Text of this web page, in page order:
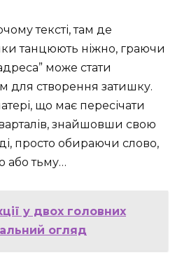
тексті, там де
танцюють ніжно, граючи
може стати
для створення затишку.
що має пересічати
знайшовши свою
просто обираючи слово,
або тьму…
у двох головних
огляд